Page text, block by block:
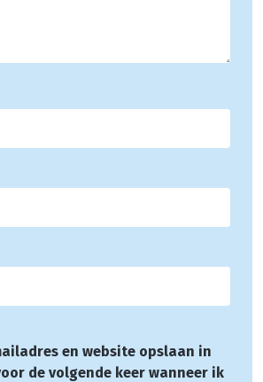
en website opslaan in
de volgende keer wanneer ik